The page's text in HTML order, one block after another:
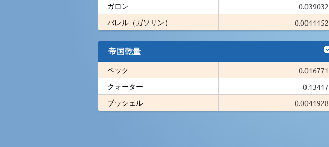
ガロン
0.039032
バレル（ガソリン）
0.0011152
帝国乾量
ペック
0.016771
クォーター
0.13417
ブッシェル
0.0041928